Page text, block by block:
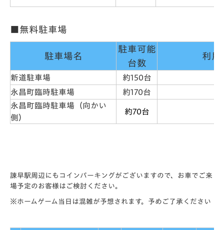
■無料駐車場
駐車場名
駐車可能
台数
利用
新道駐車場 約150台
永昌町臨時駐車場 約170台
永昌町臨時駐車場（向かい
側）
約70台
諫早駅周辺にもコインパーキングがございますので、お車でご来
場予定のお客様はご検討ください。
※ホームゲーム当日は混雑が予想されます。予めご了承ください